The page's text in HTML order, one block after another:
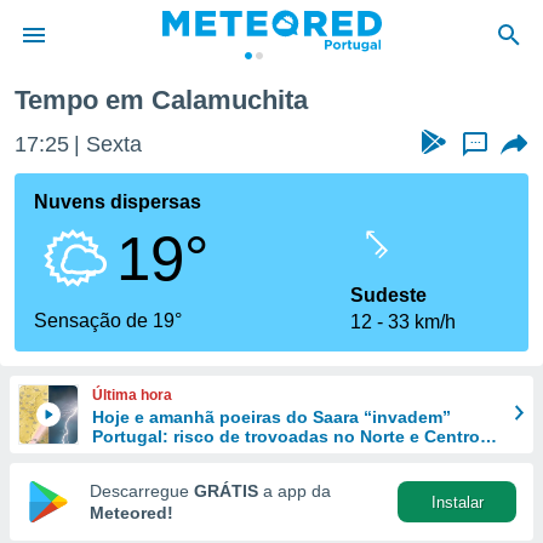
da
foi
fornecidas
a este
das
e
forma
digital
Tempo em Calamuchita
17:25 Sexta ...
Nuvens dispersas
19°
Sensação de 19°
Sudeste
12
33 km/h
Última hora
Hoje e amanhã poeiras do Saara “invadem”
Portugal: risco de trovoadas no Norte e Centro
Descarregue GRÁTIS a app da
Meteored!
Instalar